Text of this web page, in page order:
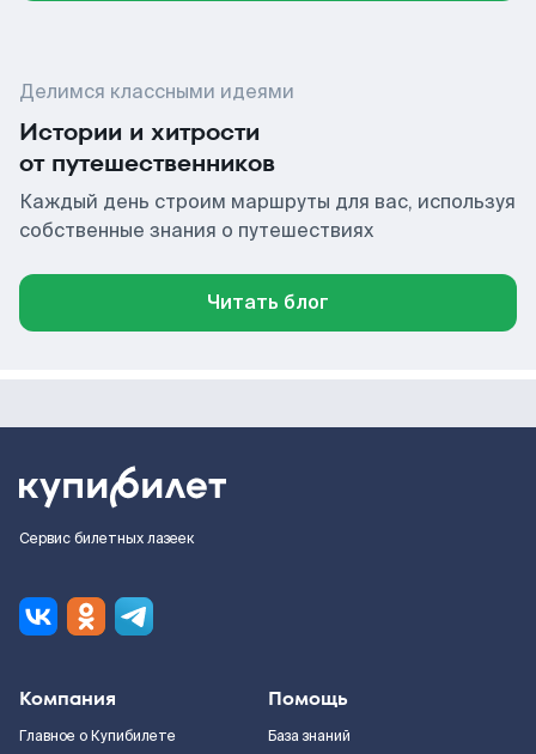
Делимся классными идеями
Истории и хитрости
от путешественников
Каждый день строим маршруты для вас, используя
собственные знания о путешествиях
Читать блог
Сервис билетных лазеек
Компания
Главное о Купибилете
Помощь
База знаний